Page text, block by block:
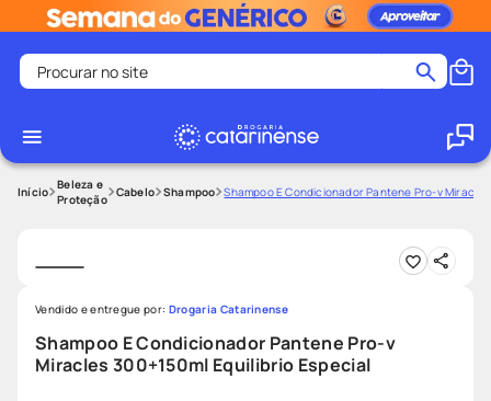
Procurar no site
1
2 º
medley
7º
protetor solar
Beleza e
Proteção Cabelo Shampoo Shampoo E Condicionador Pantene Pro-v
Shampoo E Condicionador Pantene Pro-v
Miracles 300+150ml Equilibrio Especial
Vendido e entregue por: Drogaria Catarinense